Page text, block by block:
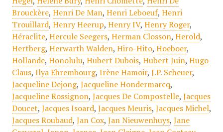
Brouckère, Henri De Man, Henri Leboeuf, Henri
Trouillard, Henry Heerup, Henry IV, Henry Roger,
Héraclite, Hercule Seegers, Herman Closson, Herold,
Hertberg, Herwarth Walden, Hiro-Hito, Hoeboer,
Hollande, Honolulu, Hubert Dubois, Hubert Juin, Hugo
Claus, Ilya Ehrembourg, Irène Hamoir, J.P. Scheuer,
Jacqueline Dejong, Jacqueline Hondermarcq,
Jacqueline Rossignon, Jacques De Compostelle, Jacques
Doucet, Jacques Isoard, Jacques Meuris, Jacques Michel,
Jacques Roubaud, Jan Cox, Jan Nieuwenhuys, Jane